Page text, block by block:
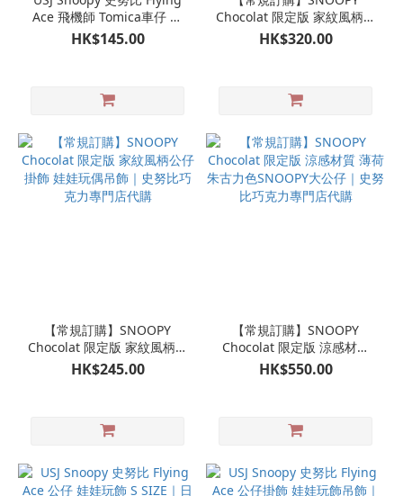
Ace 飛機師 Tomica車仔 合
金車仔｜日本環球影城限定
HK$145.00
Chocolat 限定版 家紋風柄公
仔 娃娃玩偶｜史努比巧克力
專門店代購
HK$320.00
【常規訂購】SNOOPY
Chocolat 限定版 家紋風柄公
仔掛飾 娃娃玩偶吊飾｜史努
比巧克力專門店代購
HK$245.00
【常規訂購】SNOOPY
Chocolat 限定版 涼感材質
薄荷朱古力色SNOOPY大公
仔｜史努比巧克力專門店代
HK$550.00